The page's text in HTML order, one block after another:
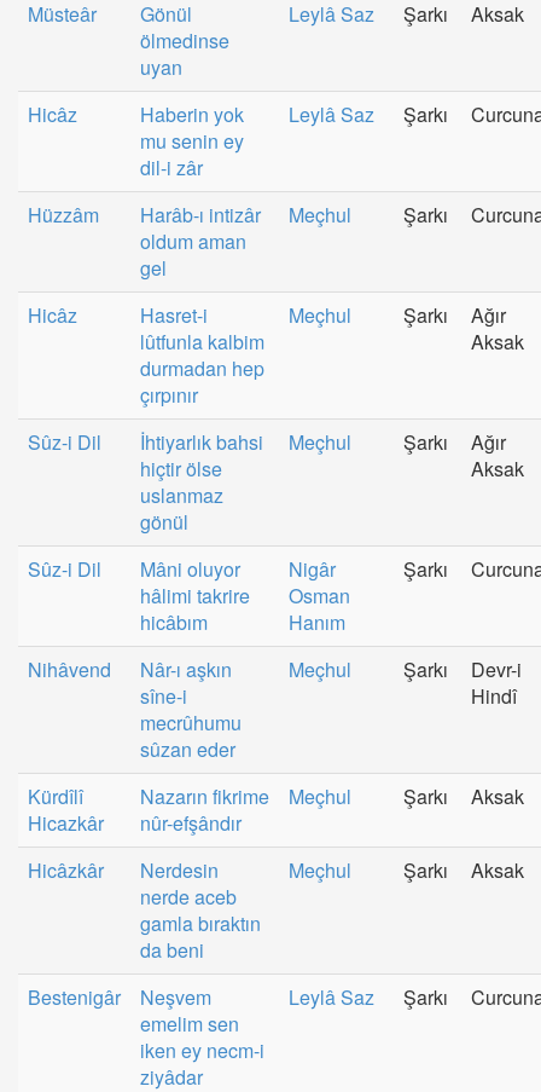
Müsteâr
Gönül
ölmedinse
uyan
Leylâ Saz Şarkı Aksak
Hicâz
Haberin yok
mu senin ey
dil-i zâr
Leylâ Saz Şarkı
Hüzzâm
Harâb-ı intizâr
oldum aman
gel
Meçhul Şarkı
Hicâz
Hasret-i
lûtfunla kalbim
durmadan hep
çırpınır
Meçhul Şarkı
Ağır
Aksak
Sûz-i Dil
İhtiyarlık bahsi
hiçtir ölse
uslanmaz
gönül
Meçhul Şarkı
Ağır
Aksak
Sûz-i Dil
Mâni oluyor
hâlimi takrire
hicâbım
Nigâr
Osman
Hanım
Şarkı
Nihâvend
Nâr-ı aşkın
sîne-i
mecrûhumu
sûzan eder
Meçhul Şarkı
Devr-i
Hindî
Kürdîlî
Hicazkâr
Nazarın fikrime
nûr-efşândır
Meçhul Şarkı Aksak
Hicâzkâr
Nerdesin
nerde aceb
gamla bıraktın
da beni
Meçhul Şarkı Aksak
Bestenigâr
Neşvem
emelim sen
iken ey necm-i
ziyâdar
Leylâ Saz Şarkı